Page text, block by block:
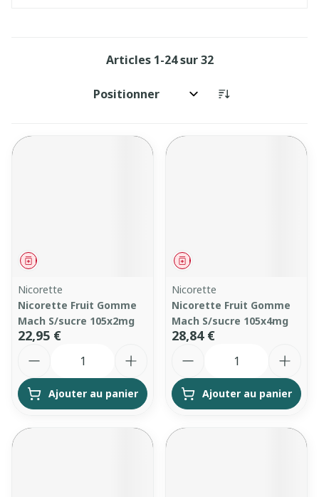
Articles 1-24sur32
Trier par:
Médicament
Nicorette
Nicorette Fruit Gomme
Mach S/sucre 105x2mg
22,95 €
Ajouter au panier
Médicament
Nicorette
Nicorette Fruit Gomme
Mach S/sucre 105x4mg
28,84 €
Ajouter au panier